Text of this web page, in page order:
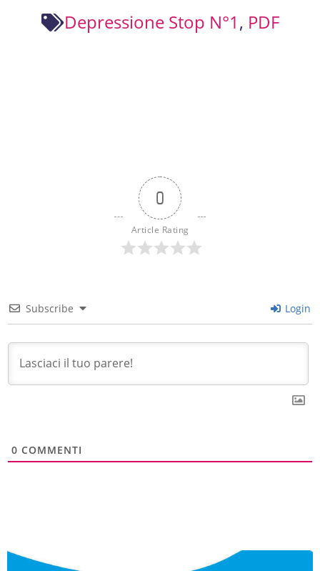
Depressione Stop N°1, PDF
0
Article Rating
Subscribe Login
0 COMMENTI